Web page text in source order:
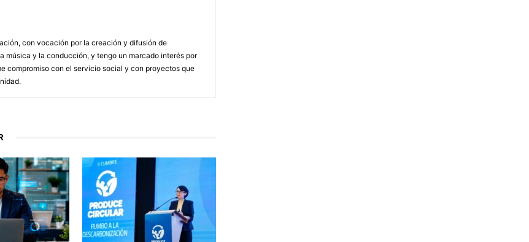
con vocación por la creación y difusión de
música y la conducción, y tengo un marcado interés por
compromiso con el servicio social y con proyectos que